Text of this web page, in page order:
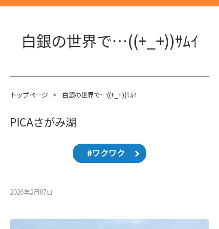
白銀の世界で…((+_+))ｻﾑｲ
トップページ > 白銀の世界で…((+_+))ｻﾑｲ
PICAさがみ湖
#ワクワク
2026年2月07⽇